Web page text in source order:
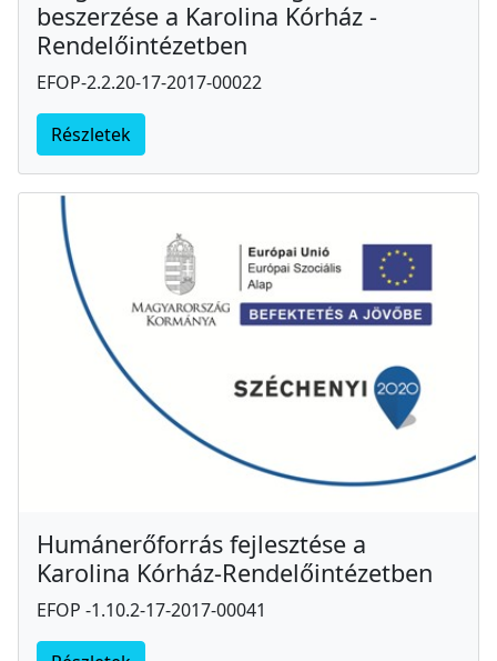
beszerzése a Karolina Kórház -
Rendelőintézetben
EFOP-2.2.20-17-2017-00022
Részletek
Humánerőforrás fejlesztése a
Karolina Kórház-Rendelőintézetben
EFOP -1.10.2-17-2017-00041